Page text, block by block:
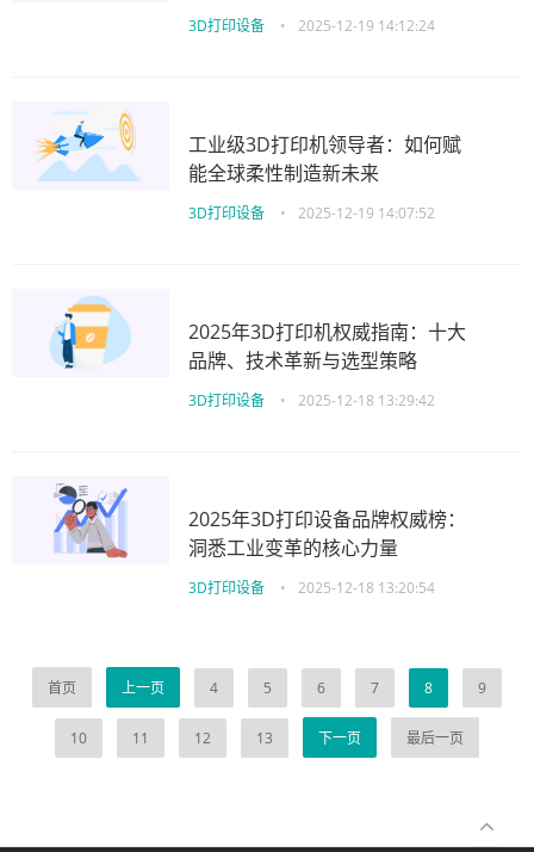
3D打印设备 • 2025-12-19 14:12:24
工业级3D打印机领导者：如何赋
能全球柔性制造新未来
3D打印设备 • 2025-12-19 14:07:52
2025年3D打印机权威指南：十大
品牌、技术革新与选型策略
3D打印设备 • 2025-12-18 13:29:42
2025年3D打印设备品牌权威榜：
洞悉工业变革的核心力量
3D打印设备 • 2025-12-18 13:20:54
首页 上一页 4 5 6 7 8 9
10 11 12 13 下一页 最后一页